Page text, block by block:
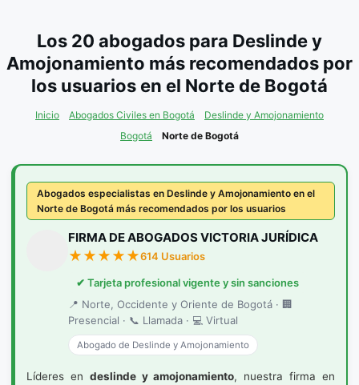
Los 20 abogados para Deslinde y
Amojonamiento más recomendados por
los usuarios en el Norte de Bogotá
Inicio Abogados Civiles en Bogotá
Deslinde y Amojonamiento
Bogotá
Norte de Bogotá
Abogados especialistas en Deslinde y Amojonamiento en el
Norte de Bogotá más recomendados por los usuarios
FIRMA DE ABOGADOS VICTORIA JURÍDICA
614 Usuarios
✔ Tarjeta profesional vigente y sin sanciones
📍 Norte, Occidente y Oriente de Bogotá · 🏢
Presencial · 📞 Llamada · 💻 Virtual
Abogado de Deslinde y Amojonamiento
Líderes en deslinde y amojonamiento, nuestra firma en